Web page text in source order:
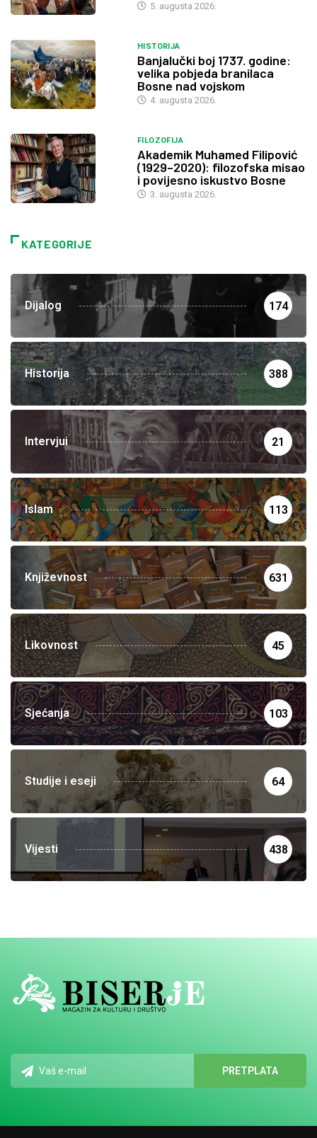
5. augusta 2026.
HISTORIJA
Banjalučki boj 1737. godine:
velika pobjeda branilaca
Bosne nad vojskom
4. augusta 2026.
FILOZOFIJA
Akademik Muhamed Filipović
(1929–2020): filozofska misao
i povijesno iskustvo Bosne
3. augusta 2026.
KATEGORIJE
Dijalog 174
Historija 388
Intervjui 21
Islam 113
Književnost 631
Likovnost 45
Sjećanja 103
Studije i eseji 64
Vijesti 438